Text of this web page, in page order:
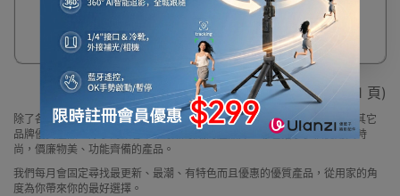
顯示 1 - 1 / 1 (共 1 頁)
除了各大品牌外，Outlet Express 生活百貨城亦為顧客精選一系列小眾及其它
品牌優質產品，除了為顧客帶來最新最潮的產品外，亦包括了多個實用又時
尚，價廉物美、功能齊備的產品。
我們每月會固定尋找最更新、最潮、有特色而且優惠的優質產品，從用家的角
度為你帶來你的最好選擇。